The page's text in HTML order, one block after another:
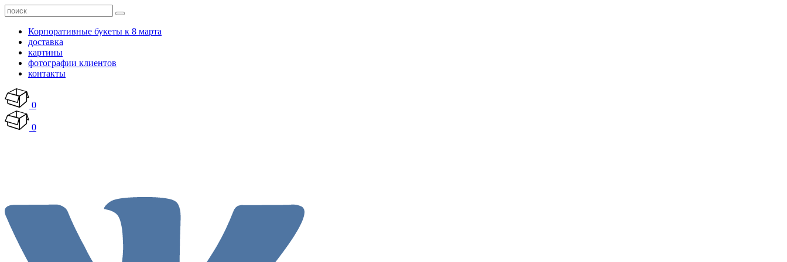
Корпоративные букеты к 8 марта
доставка
картины
фотографии клиентов
контакты
0
0